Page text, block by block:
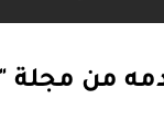
من مجلة